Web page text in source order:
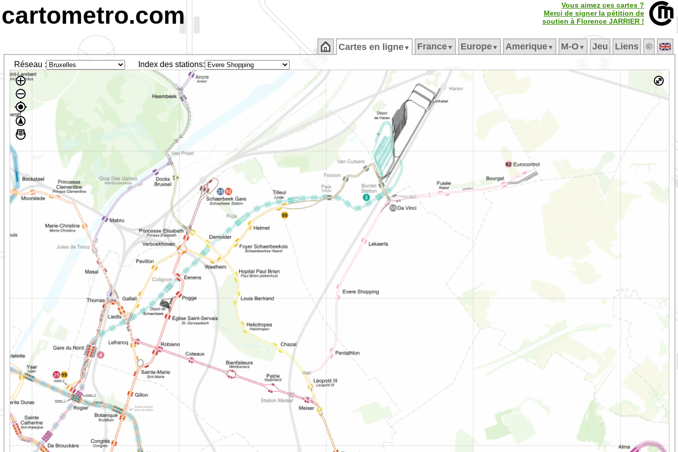
cartometro.com
Vous aimez ces cartes ?
Merci de signer la pétition de
soutien à Florence JARRIER !
Cartes en ligne ▼ France ▼ Europe ▼ Amerique ▼ M‑O ▼ Jeu Liens ©
Réseau : Index des stations: